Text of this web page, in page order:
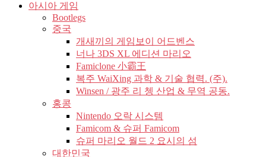
아시아 게임
Bootlegs
중국
개새끼의 게임보이 어드벤스
너나 3DS XL 에디션 마리오
Famiclone 小霸王
복주 WaiXing 과학 & 기술 협력. (주).
Winsen / 광주 리 쳉 산업 & 무역 공동.
홍콩
Nintendo 오락 시스템
Famicom & 슈퍼 Famicom
슈퍼 마리오 월드 2 요시의 섬
대한민국